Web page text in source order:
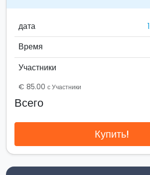
дата
Время
Участники
€ 85.00 с Участники
Всего
Купить!